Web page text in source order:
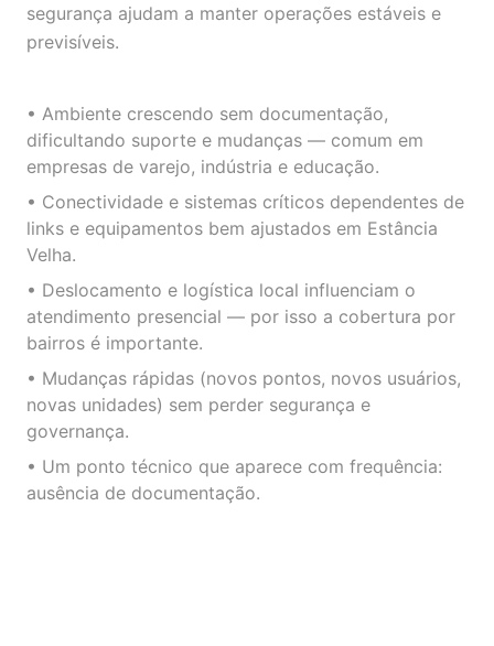
segurança ajudam a manter operações estáveis e
previsíveis.
• Ambiente crescendo sem documentação,
dificultando suporte e mudanças — comum em
empresas de varejo, indústria e educação.
• Conectividade e sistemas críticos dependentes de
links e equipamentos bem ajustados em Estância
Velha.
• Deslocamento e logística local influenciam o
atendimento presencial — por isso a cobertura por
bairros é importante.
• Mudanças rápidas (novos pontos, novos usuários,
novas unidades) sem perder segurança e
governança.
• Um ponto técnico que aparece com frequência:
ausência de documentação.